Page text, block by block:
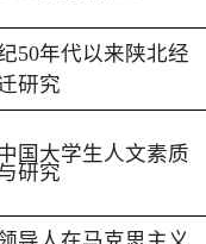
50年代以来陕北经
研究
国大学生人文素质
研究